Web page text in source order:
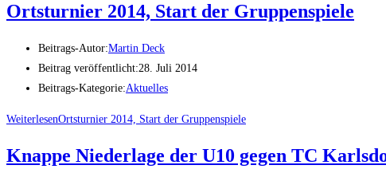
Ortsturnier 2014, Start der Gruppenspiele
Beitrags-Autor:Martin Deck
Beitrag veröffentlicht:28. Juli 2014
Beitrags-Kategorie:Aktuelles
WeiterlesenOrtsturnier 2014, Start der Gruppenspiele
Knappe Niederlage der U10 gegen TC